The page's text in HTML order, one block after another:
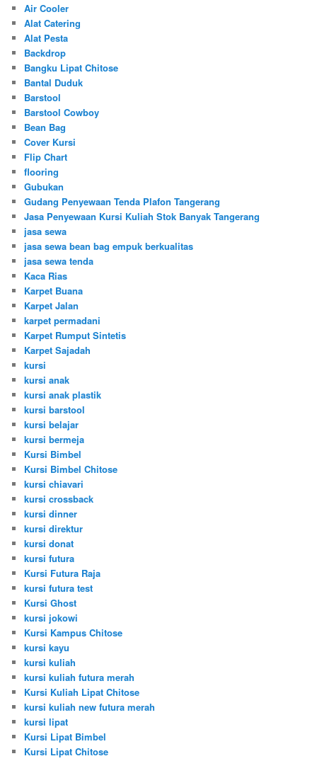
Air Cooler
Alat Catering
Alat Pesta
Backdrop
Bangku Lipat Chitose
Bantal Duduk
Barstool
Barstool Cowboy
Bean Bag
Cover Kursi
Flip Chart
flooring
Gubukan
Gudang Penyewaan Tenda Plafon Tangerang
Jasa Penyewaan Kursi Kuliah Stok Banyak Tangerang
jasa sewa
jasa sewa bean bag empuk berkualitas
jasa sewa tenda
Kaca Rias
Karpet Buana
Karpet Jalan
karpet permadani
Karpet Rumput Sintetis
Karpet Sajadah
kursi
kursi anak
kursi anak plastik
kursi barstool
kursi belajar
kursi bermeja
Kursi Bimbel
Kursi Bimbel Chitose
kursi chiavari
kursi crossback
kursi dinner
kursi direktur
kursi donat
kursi futura
Kursi Futura Raja
kursi futura test
Kursi Ghost
kursi jokowi
Kursi Kampus Chitose
kursi kayu
kursi kuliah
kursi kuliah futura merah
Kursi Kuliah Lipat Chitose
kursi kuliah new futura merah
kursi lipat
Kursi Lipat Bimbel
Kursi Lipat Chitose